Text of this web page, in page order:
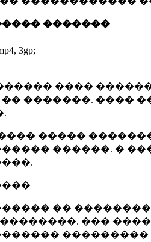
�������
3gp;
����
�������. ����
�����
������. �
��
���